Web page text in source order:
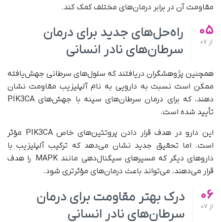
مقاومت آن در برابر درمان‌های مختلف کمک کند.
05
از
راه‌حل‌های جدید برای درمان
سرطان‌های نادر انسانی
همچنین پژوهشگران دریافتند که سلول‌های سرطانی جهش‌یافته
ممکن است نسبت به دارویی به نام آلپلیزیب مقاومت نشان
دهند، که برای درمان سرطان‌های سینه با جهش‌های PIK3CA
تأیید شده است.
این دارو در هدف قرار دادن پروتئین‌های خاص PIK3CA مؤثر
است. اما تحقیق جدید نشان می‌دهد که ترکیب آلپلیزیب با
داروهای دیگر که مسیرهای سیگنال‌دهی مانند MAPK را هدف
قرار می‌دهند، می‌تواند باعث درمان‌های مؤثرتری شود.
06
از
درک بهتر مقاومت برای درمان
سرطان‌های نادر انسانی